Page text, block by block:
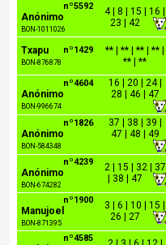
nº5592
Anónimo
BON-1011026
4 | 8 | 15 | 16 |
23 | 42
nº1429
Txapu
BON-876878
** | ** | ** | ** |
** | **
nº4604
Anónimo
BON-996674
16 | 20 | 24 |
28 | 46 | 47
nº1826
Anónimo
BON-584348
37 | 38 | 39 |
47 | 48 | 49
nº4239
Anónimo
BON-674282
2 | 15 | 32 | 37
| 38 | 47
nº1900
Manujoel
BON-871395
3 | 6 | 10 | 15 |
26 | 27
nº4585